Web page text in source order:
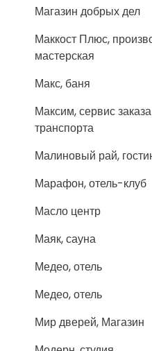
Магазин добрых дел
Маккост Плюс,
мастерская
Макс, баня
Максим, сервис
транспорта
Малиновый рай,
Марафон, отель-клуб
Масло центр
Маяк, сауна
Медео, отель
Медео, отель
Мир дверей, Магазин